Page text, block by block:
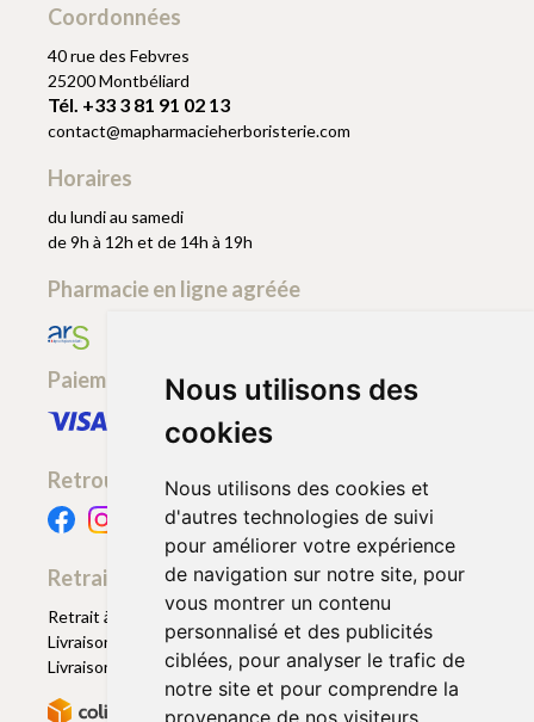
Nous utilisons des
cookies
Nous utilisons des cookies et
d'autres technologies de suivi
pour améliorer votre expérience
de navigation sur notre site, pour
vous montrer un contenu
personnalisé et des publicités
ciblées, pour analyser le trafic de
notre site et pour comprendre la
provenance de nos visiteurs.
Coordonnées
40 rue des Febvres
25200 Montbéliard
Tél. +33 3 81 91 02 13
contact@mapharmacieherboristerie.com
Horaires
du lundi au samedi
de 9h à 12h et de 14h à 19h
Pharmacie en ligne agréée
Paiement sécurisé
Retrouvez-nous
Retrait - Livraison
Retrait à la pharmacie - Click & Collect
Livraison en Point Relais
Livraison à domicile